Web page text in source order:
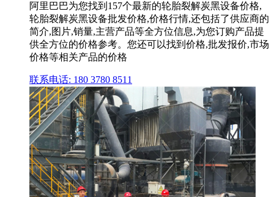
阿里巴巴为您找到157个最新的轮胎裂解炭黑设备价格,
轮胎裂解炭黑设备批发价格,价格行情,还包括了供应商的
简介,图片,销量,主营产品等全方位信息,为您订购产品提
供全方位的价格参考。您还可以找到价格,批发报价,市场
价格等相关产品的价格
联系电话: 180 3780 8511